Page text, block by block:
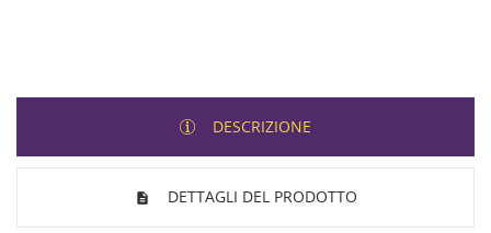
DESCRIZIONE
DETTAGLI DEL PRODOTTO